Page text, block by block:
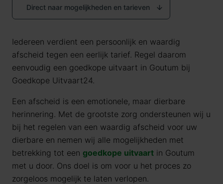
Direct naar mogelijkheden en tarieven
Iedereen verdient een persoonlijk en waardig
afscheid tegen een eerlijk tarief. Regel daarom
eenvoudig een goedkope uitvaart in Goutum bij
Goedkope Uitvaart24.
Een afscheid is een emotionele, maar dierbare
herinnering. Met de grootste zorg ondersteunen wij u
bij het regelen van een waardig afscheid voor uw
dierbare en nemen wij alle mogelijkheden met
betrekking tot een goedkope uitvaart in Goutum
met u door. Ons doel is om voor u het proces zo
zorgeloos mogelijk te laten verlopen.